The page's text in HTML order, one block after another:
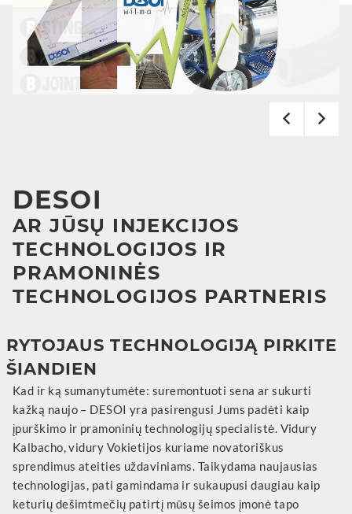
DESOI
AR JŪSŲ INJEKCIJOS
TECHNOLOGIJOS IR
PRAMONINĖS
TECHNOLOGIJOS PARTNERIS
RYTOJAUS TECHNOLOGIJĄ PIRKITE
ŠIANDIEN
Kad ir ką sumanytumėte: suremontuoti sena ar sukurti
kažką naujo – DESOI yra pasirengusi Jums padėti kaip
įpurškimo ir pramoninių technologijų specialistė. Vidury
Kalbacho, vidury Vokietijos kuriame novatoriškus
sprendimus ateities uždaviniams. Taikydama naujausias
technologijas, pati gamindama ir sukaupusi daugiau kaip
keturių dešimtmečių patirtį mūsų šeimos įmonė tapo